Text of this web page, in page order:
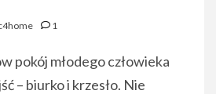
1
pokój młodego człowieka
– biurko i krzesło. Nie